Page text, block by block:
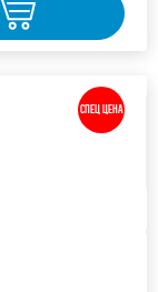
СПЕЦ ЦЕНА